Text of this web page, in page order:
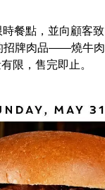
餐點，並向顧客致
招牌肉品——燒牛
限，售完即止。